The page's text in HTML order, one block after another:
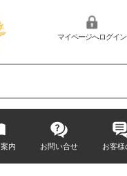
マイページへログイン
内 お問い合せ お客様